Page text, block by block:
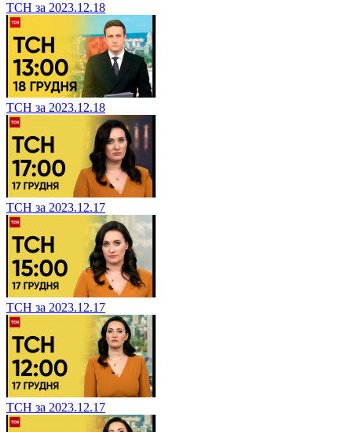
ТСН за 2023.12.18
ТСН за 2023.12.18
ТСН за 2023.12.17
ТСН за 2023.12.17
ТСН за 2023.12.17